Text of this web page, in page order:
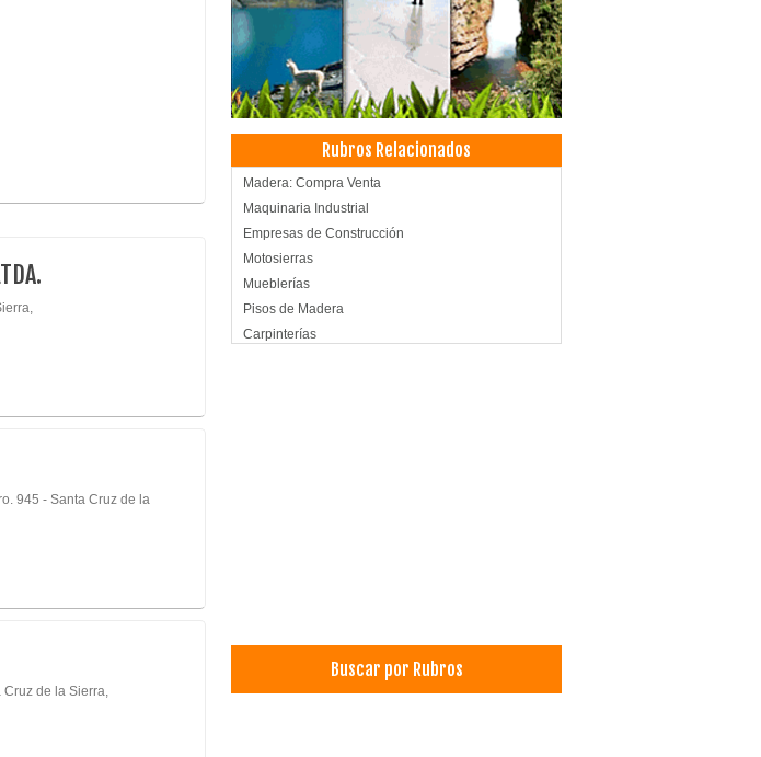
945 - Santa Cruz de la
Cruz de la Sierra,
Rubros Relacionados
Madera: Compra Venta
Maquinaria Industrial
Empresas de Construcción
Motosierras
Mueblerías
Pisos de Madera
Carpinterías
Buscar por Rubros